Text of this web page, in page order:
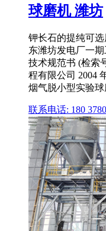
球磨机 潍坊
钾长石的提纯可
东潍坊发电厂一
技术规范书 (检索
程有限公司 2004
烟气脱小型实验
联系电话: 180